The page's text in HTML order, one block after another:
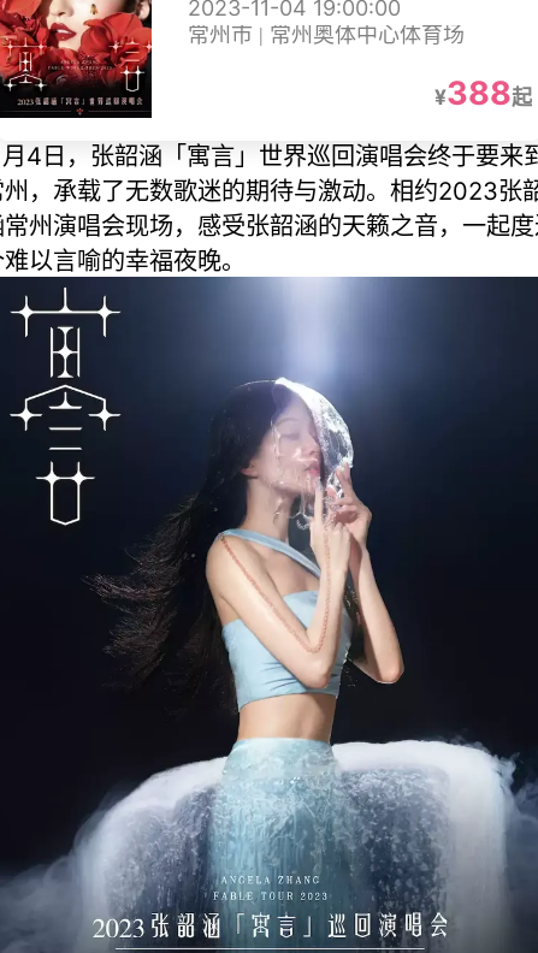
2023-11-04 19:00:00
常州市 | 常州奥体中心体育场
¥388起
月4日，张韶涵「寓言」世界巡回演唱会终于要来
，承载了无数歌迷的期待与激动。相约2023张
州演唱会现场，感受张韶涵的天籁之音，一起
以言喻的幸福夜晚。